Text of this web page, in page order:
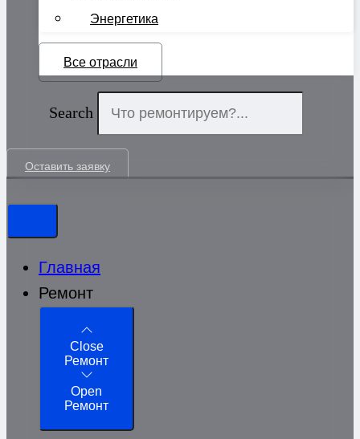
Энергетика
Все отрасли
Search
Оставить заявку
Главная
Ремонт
Close
Ремонт
Open
Ремонт